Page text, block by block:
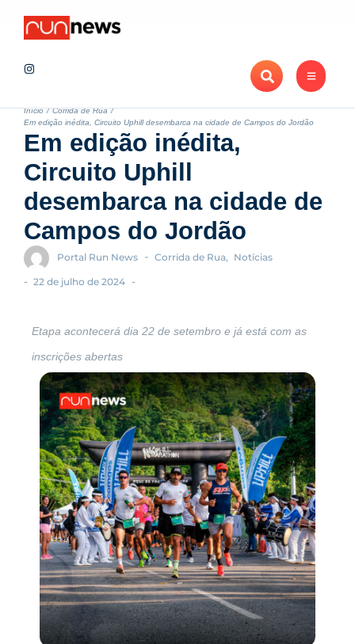
Recentes
Início / Corrida de Rua /
Em edição inédita, Circuito Uphill desembarca na cidade de Campos do Jordão
Em edição inédita,
Circuito Uphill
desembarca na cidade de
Campos do Jordão
Portal Run News - Corrida de Rua, Notícias
- 22 de julho de 2024 -
Etapa acontecerá dia 22 de setembro e já está com as
inscrições abertas